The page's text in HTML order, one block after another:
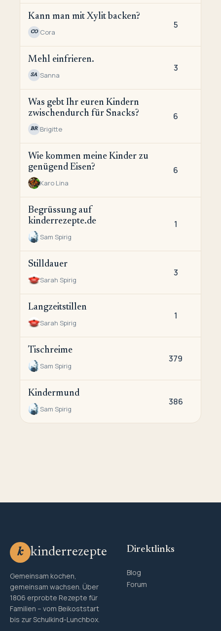
Kann man mit Xylit backen?
CO Cora
5
Mehl einfrieren.
SA Sanna
3
Was gebt Ihr euren Kindern
zwischendurch für Snacks?
BR Brigitte
6
Wie kommen meine Kinder zu
genügend Eisen?
Karo Lina
6
Begrüssung auf
kinderrezepte.de
Sam Spirig
1
Stilldauer
Sarah Spirig
3
Langzeitstillen
Sarah Spirig
1
Tischreime
Sam Spirig
379
Kindermund
Sam Spirig
386
k kinderrezepte
Gemeinsam kochen,
gemeinsam wachsen. Über
1806 erprobte Rezepte für
Familien – vom Beikoststart
bis zur Schulkind-Lunchbox.
Direktlinks
Blog
Forum